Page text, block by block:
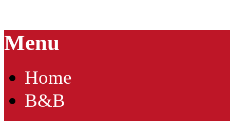
Menu
Home
B&B